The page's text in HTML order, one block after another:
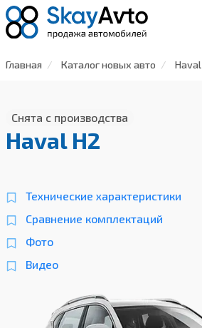
Главная Каталог новых авто Haval
Снята с производства
Haval H2
Технические характеристики
Сравнение комплектаций
Фото
Видео